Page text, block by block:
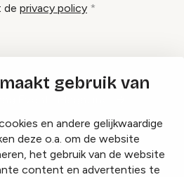
gebruik van
en andere gelijkwaardige
deze o.a. om de website
het gebruik van de website
content en advertenties te
de privacy policy
Events Magazine